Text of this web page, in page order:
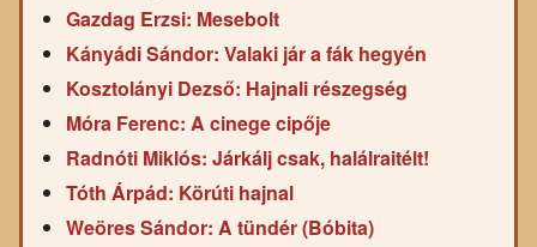
Gazdag Erzsi: Mesebolt
Kányádi Sándor: Valaki jár a fák hegyén
Kosztolányi Dezső: Hajnali részegség
Móra Ferenc: A cinege cipője
Radnóti Miklós: Járkálj csak, halálraitélt!
Tóth Árpád: Körúti hajnal
Weöres Sándor: A tündér (Bóbita)